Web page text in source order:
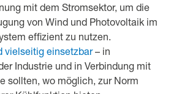
mit dem Stromsektor, um die
von Wind und Photovoltaik im
effizient zu nutzen.
vielseitig einsetzbar– in
Industrie und in Verbindung mit
sollten, wo möglich, zur Norm